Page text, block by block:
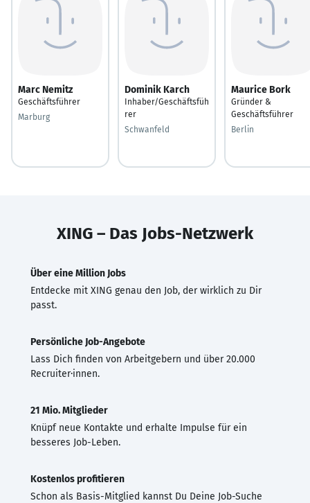
Marc Nemitz
Geschäftsführer
Marburg
Dominik Karch
Inhaber/Geschäftsfüh
rer
Schwanfeld
Maurice Bork
Gründer &
Geschäftsführer
Berlin
XING – Das Jobs-Netzwerk
Über eine Million Jobs
Entdecke mit XING genau den Job, der wirklich zu Dir
passt.
Persönliche Job-Angebote
Lass Dich finden von Arbeitgebern und über 20.000
Recruiter·innen.
21 Mio. Mitglieder
Knüpf neue Kontakte und erhalte Impulse für ein
besseres Job-Leben.
Kostenlos profitieren
Schon als Basis-Mitglied kannst Du Deine Job-Suche